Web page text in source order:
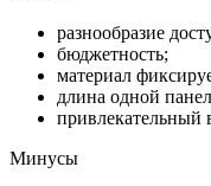
разнообразие
бюджетность;
материал
длина одной
привлекательный
Минусы